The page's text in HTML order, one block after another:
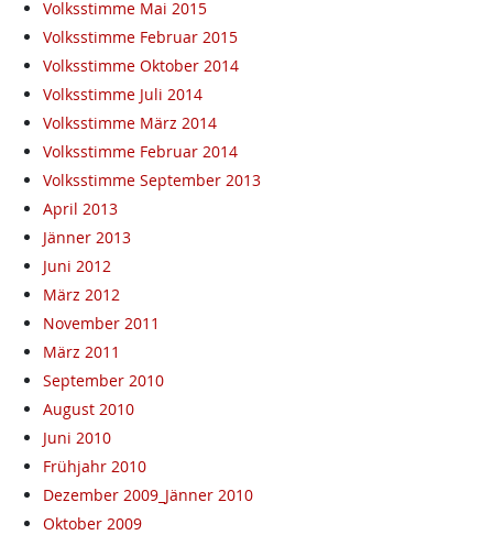
Volksstimme Mai 2015
Volksstimme Februar 2015
Volksstimme Oktober 2014
Volksstimme Juli 2014
Volksstimme März 2014
Volksstimme Februar 2014
Volksstimme September 2013
April 2013
Jänner 2013
Juni 2012
März 2012
November 2011
März 2011
September 2010
August 2010
Juni 2010
Frühjahr 2010
Dezember 2009_Jänner 2010
Oktober 2009